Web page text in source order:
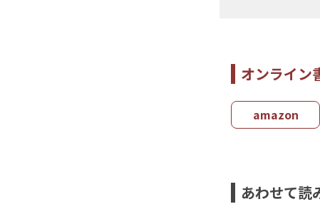
オンライン
amazon
あわせて読